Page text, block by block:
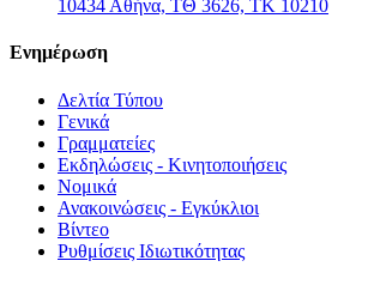
10434 Αθήνα, ΤΘ 3626, ΤΚ 10210
Ενημέρωση
Δελτία Τύπου
Γενικά
Γραμματείες
Εκδηλώσεις - Κινητοποιήσεις
Νομικά
Ανακοινώσεις - Εγκύκλιοι
Βίντεο
Ρυθμίσεις Ιδιωτικότητας